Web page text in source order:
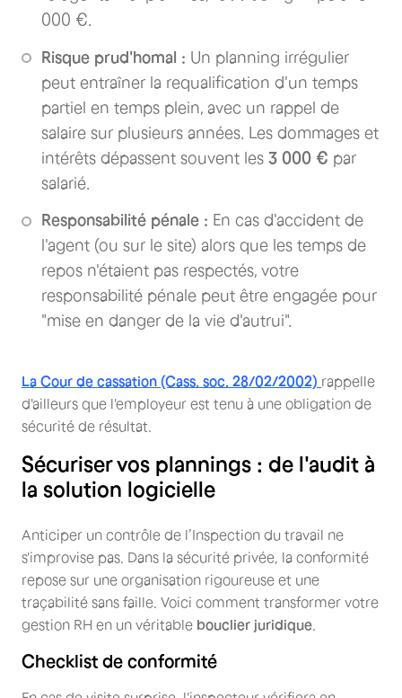
000 €.
Risque prud'homal : Un planning irrégulier
peut entraîner la requalification d'un temps
partiel en temps plein, avec un rappel de
salaire sur plusieurs années. Les dommages et
intérêts dépassent souvent les 3 000 € par
salarié.
Responsabilité pénale : En cas d'accident de
l'agent (ou sur le site) alors que les temps de
repos n'étaient pas respectés, votre
responsabilité pénale peut être engagée pour
"mise en danger de la vie d'autrui".
La Cour de cassation (Cass. soc. 28/02/2002) rappelle
d'ailleurs que l'employeur est tenu à une obligation de
sécurité de résultat.
Sécuriser vos plannings : de l'audit à
la solution logicielle
Anticiper un contrôle de l’Inspection du travail ne
s'improvise pas. Dans la sécurité privée, la conformité
repose sur une organisation rigoureuse et une
traçabilité sans faille. Voici comment transformer votre
gestion RH en un véritable bouclier juridique
Checklist de conformité